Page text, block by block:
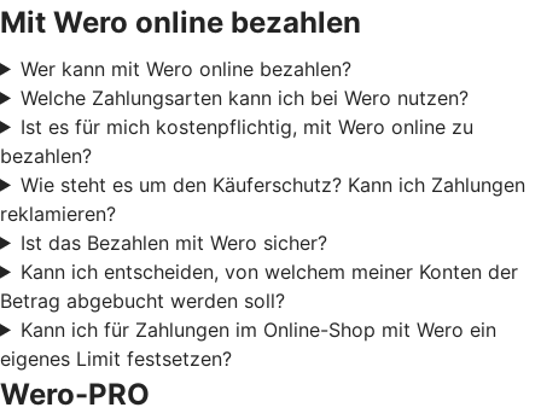
Mit Wero online bezahlen
Wer kann mit Wero online bezahlen?
Welche Zahlungsarten kann ich bei Wero nutzen?
Ist es für mich kostenpflichtig, mit Wero online zu
bezahlen?
Wie steht es um den Käuferschutz? Kann ich Zahlungen
reklamieren?
Ist das Bezahlen mit Wero sicher?
Kann ich entscheiden, von welchem meiner Konten der
Betrag abgebucht werden soll?
Kann ich für Zahlungen im Online-Shop mit Wero ein
eigenes Limit festsetzen?
Wero-PRO